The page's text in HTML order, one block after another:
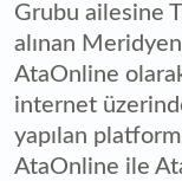
Grubu ailesine
alınan
AtaOnline
internet
yapılan
AtaOnline ile